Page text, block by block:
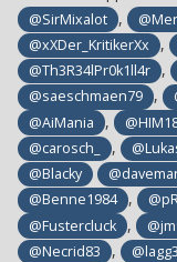
@SirMixalot ,
@xXDer_KritikerXx ,
@Th3R34lPr0k1ll4r ,
@saeschmaen79 ,
@AiMania ,
@carosch_ ,
@Blacky
@Benne1984 ,
@Fustercluck ,
@Necrid83 ,